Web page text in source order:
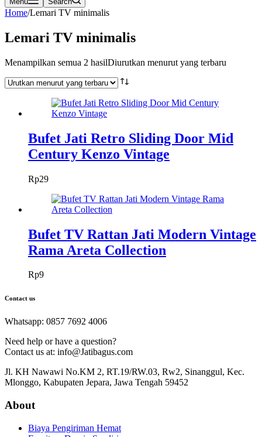
Home/Lemari TV minimalis
Lemari TV minimalis
Menampilkan semua 2 hasilDiurutkan menurut yang terbaru
Bufet Jati Retro Sliding Door Mid
Century Kenzo Vintage
Rp29
Bufet TV Rattan Jati Modern Vintage
Rama Areta Collection
Rp9
Contact us
Whatsapp: 0857 7692 4006
Need help or have a question?
Contact us at: info@Jatibagus.com
Jl. KH Nawawi No.KM 2, RT.19/RW.03, Rw2, Sinanggul, Kec.
Mlonggo, Kabupaten Jepara, Jawa Tengah 59452
About
Biaya Pengiriman Hemat